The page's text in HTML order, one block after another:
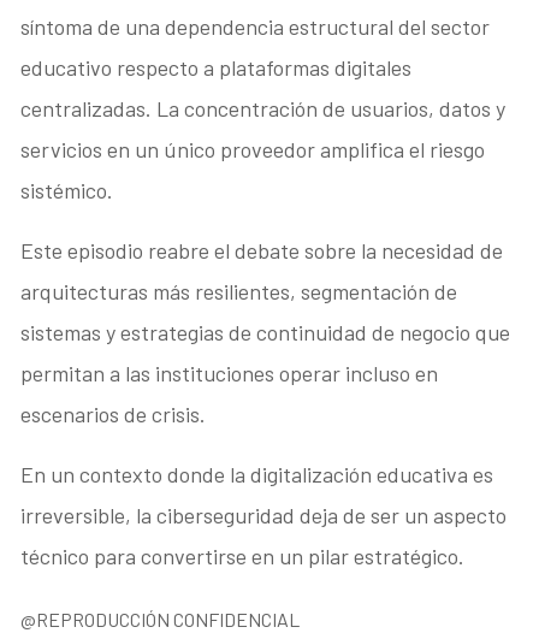
síntoma de una dependencia estructural del sector
educativo respecto a plataformas digitales
centralizadas. La concentración de usuarios, datos y
servicios en un único proveedor amplifica el riesgo
sistémico.
Este episodio reabre el debate sobre la necesidad de
arquitecturas más resilientes, segmentación de
sistemas y estrategias de continuidad de negocio que
permitan a las instituciones operar incluso en
escenarios de crisis.
En un contexto donde la digitalización educativa es
irreversible, la ciberseguridad deja de ser un aspecto
técnico para convertirse en un pilar estratégico.
@REPRODUCCIÓN CONFIDENCIAL